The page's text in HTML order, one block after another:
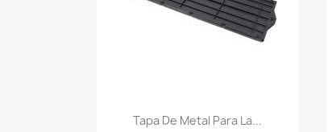
Vista rápida
Tapa De Metal Para La...